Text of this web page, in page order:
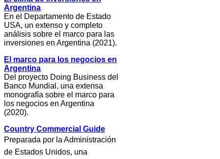
Argentina
En el Departamento de Estado
USA, un extenso y completo
análisis sobre el marco para las
inversiones en Argentina (2021).
El marco para los negocios en
Argentina
Del proyecto Doing Business del
Banco Mundial, una extensa
monografía sobre el marco para
los negocios en Argentina
(2020).
Country Commercial Guide
Preparada por la Administración
de Estados Unidos, una